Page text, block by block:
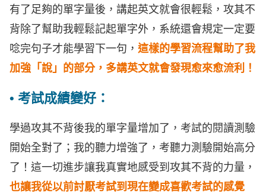
有了足夠的單字量後，講起英文就會很輕鬆，攻其不
背除了幫助我輕鬆記起單字外，系統還會規定一定要
唸完句子才能學習下一句， 這樣的學習流程幫助了我
加強「說」的部分，多講英文就會發現愈來愈流利！
• 考試成績變好：
學過攻其不背後我的單字量增加了，考試的閱讀測驗
開始全對了；我的聽力增強了，考聽力測驗開始高分
了！這一切進步讓我真實地感受到攻其不背的力量，
也讓我從以前討厭考試到現在變成喜歡考試的感覺